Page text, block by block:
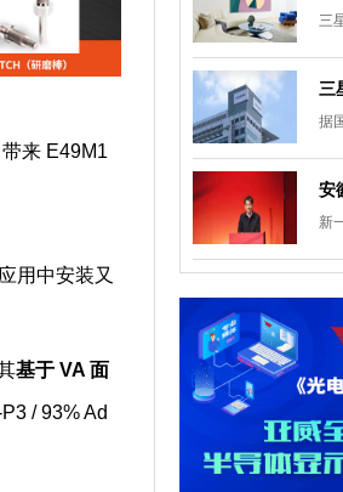
来 E49M1
用中安装又
基于 VA 面
/ 93% Ad
三
据